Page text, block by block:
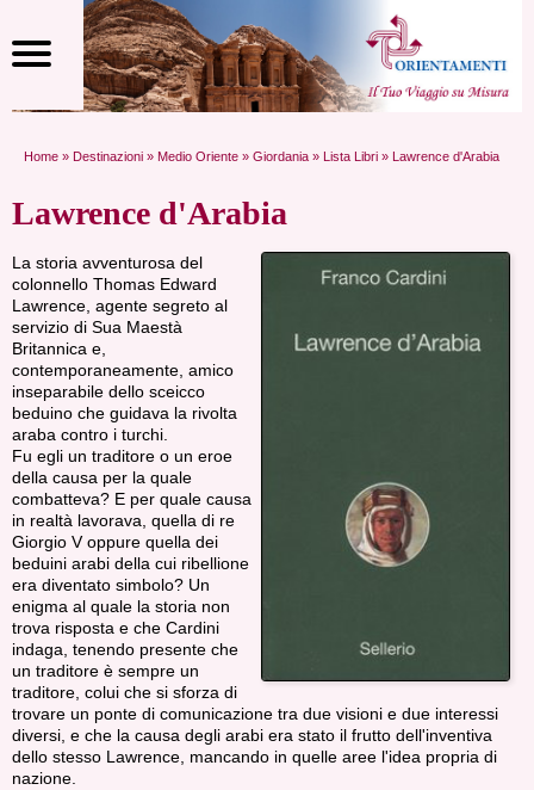
Home » Destinazioni » Medio Oriente » Giordania » Lista Libri » Lawrence d'Arabia
Lawrence d'Arabia
La storia avventurosa del
colonnello Thomas Edward
Lawrence, agente segreto al
servizio di Sua Maestà
Britannica e,
contemporaneamente, amico
inseparabile dello sceicco
beduino che guidava la rivolta
araba contro i turchi.
Fu egli un traditore o un eroe
della causa per la quale
combatteva? E per quale causa
in realtà lavorava, quella di re
Giorgio V oppure quella dei
beduini arabi della cui ribellione
era diventato simbolo? Un
enigma al quale la storia non
trova risposta e che Cardini
indaga, tenendo presente che
un traditore è sempre un
traditore, colui che si sforza di
trovare un ponte di comunicazione tra due visioni e due interessi
diversi, e che la causa degli arabi era stato il frutto dell'inventiva
dello stesso Lawrence, mancando in quelle aree l'idea propria di
nazione.